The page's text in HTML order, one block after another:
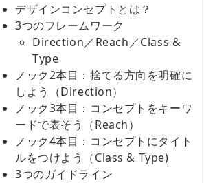
デザインコンセプトとは？
3つのフレームワーク
Direction／Reach／Class &
Type
ノック2本目：捨てる方向を明確に
しよう（Direction）
ノック3本目：コンセプトをキーワ
ードで表そう（Reach）
ノック4本目：コンセプトにタイト
ルをつけよう（Class & Type)
3つのガイドライン